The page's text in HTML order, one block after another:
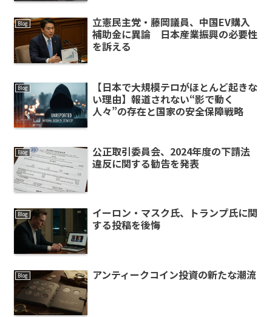
Blog
立憲民主党・藤岡議員、中国EV購入
補助金に異論 日本産業振興の必要性
を訴える
Blog
【日本で大規模テロがほとんど起きな
い理由】報道されない“影で動く
人々”の存在と国家の安全保障戦略
Blog
公正取引委員会、2024年度の下請法
違反に関する勧告を発表
Blog
イーロン・マスク氏、トランプ氏に関
する投稿を後悔
Blog アンティークコイン投資の新たな潮流